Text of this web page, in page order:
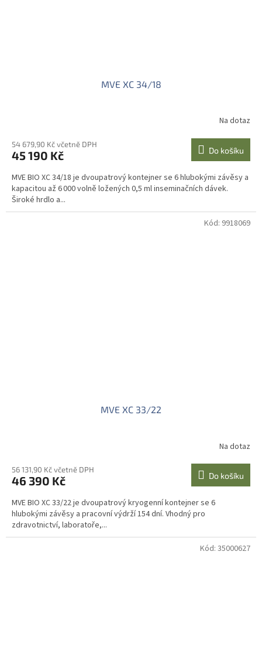
MVE XC 34/18
Na dotaz
54 679,90 Kč včetně DPH
45 190 Kč Do košíku
MVE BIO XC 34/18 je dvoupatrový kontejner se 6 hlubokými závěsy a
kapacitou až 6 000 volně ložených 0,5 ml inseminačních dávek.
Široké hrdlo a...
MVE XC 33/22
Na dotaz
56 131,90 Kč včetně DPH
46 390 Kč Do košíku
MVE BIO XC 33/22 je dvoupatrový kryogenní kontejner se 6
hlubokými závěsy a pracovní výdrží 154 dní. Vhodný pro
zdravotnictví, laboratoře,...
Kód: 9918069
Kód: 35000627